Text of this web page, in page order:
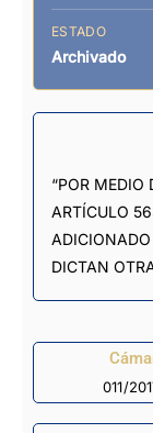
ESTADO
Archivado
“POR MEDIO
ARTÍCULO
DICTAN
011/